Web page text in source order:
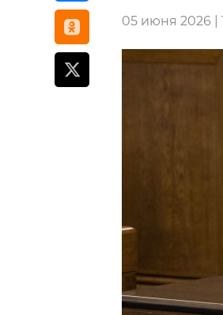
05 июня 2026 |